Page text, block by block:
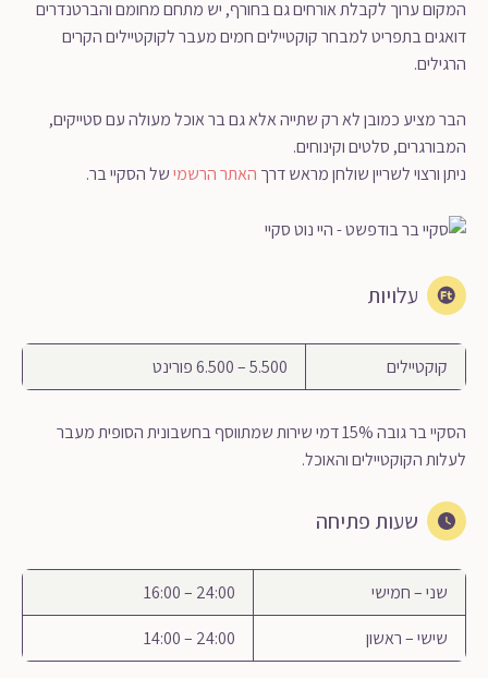
המקום ערוך לקבלת אורחים גם בחורף, יש מתחם מחומם והברטנדרים
דואגים בתפריט למבחר קוקטיילים חמים מעבר לקוקטיילים הקרים
הרגילים.
הבר מציע כמובן לא רק שתייה אלא גם בר אוכל מעולה עם סטייקים,
המבורגרים, סלטים וקינוחים.
ניתן ורצוי לשריין שולחן מראש דרך האתר הרשמישל הסקיי בר.
עלויות
קוקטיילים 5.500 – 6.500 פורינט
הסקיי בר גובה 15% דמי שירות שמתווסף בחשבונית הסופית מעבר
לעלות הקוקטיילים והאוכל.
שעות פתיחה
שני – חמישי
24:00 – 16:00
שישי – ראשון
24:00 – 14:00